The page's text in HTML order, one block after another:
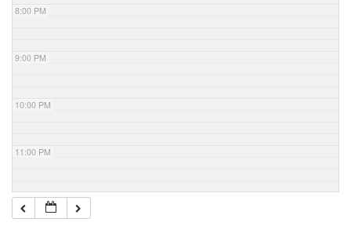
8:00 PM
9:00 PM
10:00 PM
11:00 PM